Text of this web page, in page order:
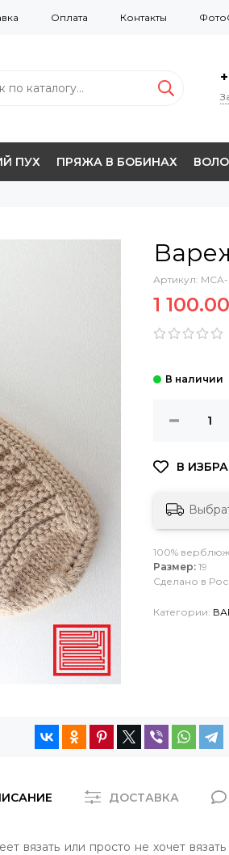
Оплата Контакты
ПУХ ПРЯЖА В БОБИНАХ
Артикул:
1
100%
Размер: 19
Сделано в
Категории:
ДОСТАВКА
вязать или просто не хочет